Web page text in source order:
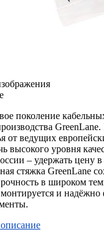
поколение
от ведущих
высокого уровня
– удержать цену
стяжка GreenLane
в широком
монтируется и надёжно